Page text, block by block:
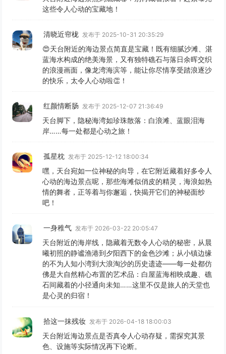
这些令人心动的宝藏地！
清晓近帘栊 发布于 2025-10-31 20:35:29
😍天台附近的海边景点简直是宝藏！既有细腻沙滩、湛
蓝海水构成的绝美海景，又有独特礁石与落日余晖交织
的浪漫画面，像龙湾海滨等，能让你尽情享受踏浪逐沙
的快乐，太令人心动啦👏！
红颜情断肠 发布于 2025-12-07 21:36:49
天台脚下，隐秘海湾如珍珠散落：白浪滩、蓝眼泪海
岸……每一处都是心动之旅！
孤星枕 发布于 2025-12-12 18:00:34
嘿，天台宛如一位神秘的向导，在它附近藏着好多令人
心动的海边景点呢，那些海滩似俏皮的精灵，海浪如热
情的舞者，正等着与你邂逅，快揭开它们的神秘面纱
吧！
一身稚气 发布于 2026-03-22 20:05:47
天台附近的海岸线，隐藏着无数令人心动的秘密，从晨
曦初照的静谧渔港到夕阳西下的金色沙滩；从小镇边缘
的不为人知小湾到大浪淘沙的历史遗迹——每一处都仿
佛是大自然精心布置的艺术品：白屋蓝海相映成趣、礁
石间藏着的小径通向未知……这里不仅是旅人的天堂也
是心灵的归宿！
拾这一抹残妆 发布于 2026-04-18 18:00:03
天台附近海边景点是否真令人心动存疑，需探究其景
色、设施等实际情况再下论断。